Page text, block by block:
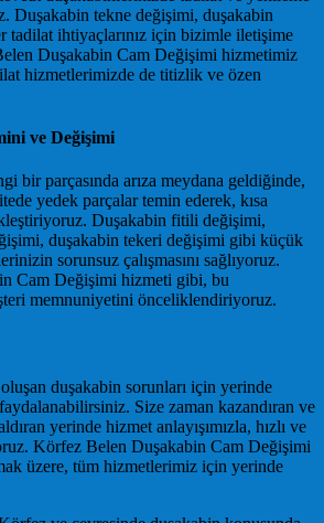
Duşakabin tekne değişimi, duşakabin
tadilat ihtiyaçlarınız için bizimle iletişime
Duşakabin Cam Değişimi hizmetimiz
hizmetlerimizde de titizlik ve özen
ve Değişimi
bir parçasında arıza meydana geldiğinde,
yedek parçalar temin ederek, kısa
Duşakabin fitili değişimi,
duşakabin tekeri değişimi gibi küçük
sorunsuz çalışmasını sağlıyoruz.
Cam Değişimi hizmeti gibi, bu
memnuniyetini önceliklendiriyoruz.
duşakabin sorunları için yerinde
Size zaman kazandıran ve
yerinde hizmet anlayışımızla, hızlı ve
Körfez Belen Duşakabin Cam Değişimi
üzere, tüm hizmetlerimiz için yerinde